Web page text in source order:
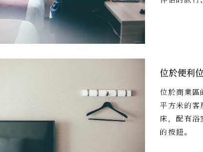
位於便利
位於商業
平方米的客
床，配有
的按鈕。